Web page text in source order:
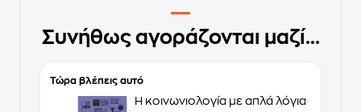
Συνήθως αγοράζονται μαζί...
Τώρα βλέπεις αυτό
Η κοινωνιολογία με απλά λόγια